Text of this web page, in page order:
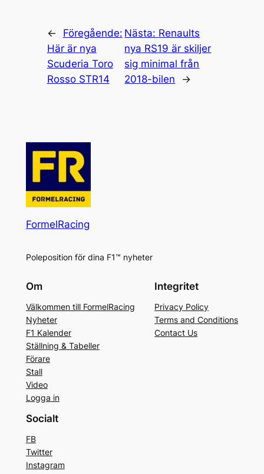
←
Föregående:
Här är nya
Scuderia Toro
Rosso STR14
Nästa: Renaults
nya RS19 är skiljer
sig minimal från
2018-bilen
→
FormelRacing
Poleposition för dina F1™ nyheter
Om
Välkommen till FormelRacing
Nyheter
F1 Kalender
Ställning & Tabeller
Förare
Stall
Video
Logga in
Integritet
Privacy Policy
Terms and Conditions
Contact Us
Socialt
FB
Twitter
Instagram